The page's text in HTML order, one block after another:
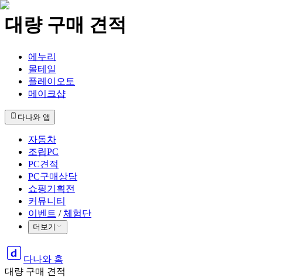
대량 구매 견적
에누리
몰테일
플레이오토
메이크샵
다나와 앱
자동차
조립PC
PC견적
PC구매상담
쇼핑기획전
커뮤니티
이벤트 / 체험단
더보기
다나와 홈
대량 구매 견적